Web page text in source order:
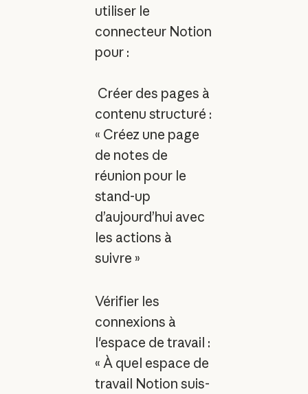
utiliser le
connecteur Notion
pour :
Créer des pages à
contenu structuré :
« Créez une page
de notes de
réunion pour le
stand-up
d’aujourd’hui avec
les actions à
suivre »
Vérifier les
connexions à
l'espace de travail :
« À quel espace de
travail Notion suis-